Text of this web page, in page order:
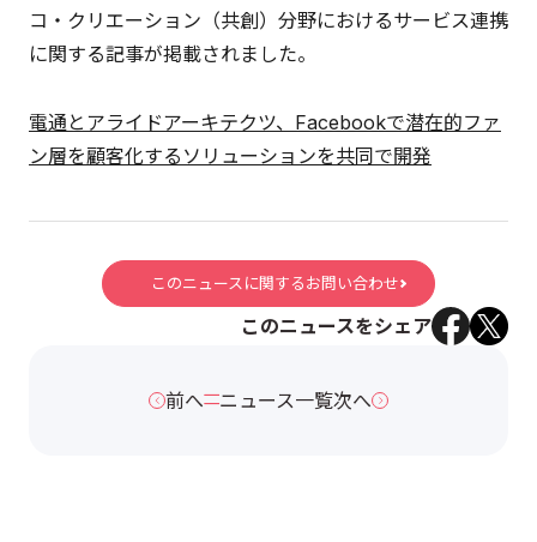
コ・クリエーション（共創）分野におけるサービス連携
に関する記事が掲載されました。
電通とアライドアーキテクツ、Facebookで潜在的ファ
ン層を顧客化するソリューションを共同で開発
このニュースに関するお問い合わせ
このニュースをシェア
前へ ニュース一覧次へ